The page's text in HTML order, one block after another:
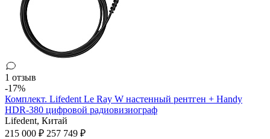
1 отзыв
-17%
Комплект. Lifedent Le Ray W настенный рентген + Handy
HDR-380 цифровой радиовизиограф
Lifedent, Китай
215 000 ₽ 257 749 ₽